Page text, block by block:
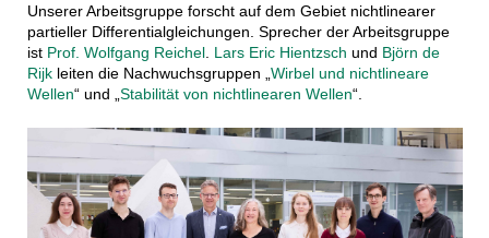
Unserer Arbeitsgruppe forscht auf dem Gebiet nichtlinearer
partieller Differentialgleichungen. Sprecher der Arbeitsgruppe
ist Prof. Wolfgang Reichel. Lars Eric Hientzsch und Björn de
Rijkleiten die Nachwuchsgruppen „ Wirbel und nichtlineare
Wellen“ und „ Stabilität von nichtlinearen Wellen“.